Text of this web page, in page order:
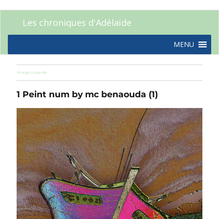
Les chroniques d'Adélaïde
MENU
Image suivante
1 Peint num by mc benaouda (1)